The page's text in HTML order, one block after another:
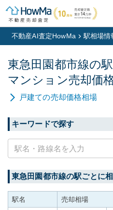
不動産AI査定HowMa 駅相場情
東急田園都市線の
マンション売却価
戸建ての売却価格相場
キーワードで探す
東急田園都市線の駅ごとに
駅名 売却相場